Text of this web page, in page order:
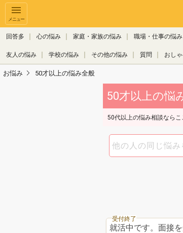
メニュー
回答多 心の悩み 家庭・家族の悩み 職場・仕事の悩み
友人の悩み 学校の悩み その他の悩み 質問 おしゃ
お悩み 50才以上の悩み全般
50才以上の悩
50代以上の悩み相談ならこ
受付終了
就活中です。面接